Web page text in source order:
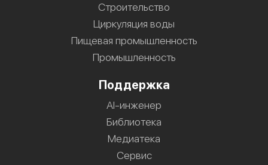
Строительство
Циркуляция воды
Пищевая промышленность
Промышленность
Поддержка
AI-инженер
Библиотека
Медиатека
Сервис